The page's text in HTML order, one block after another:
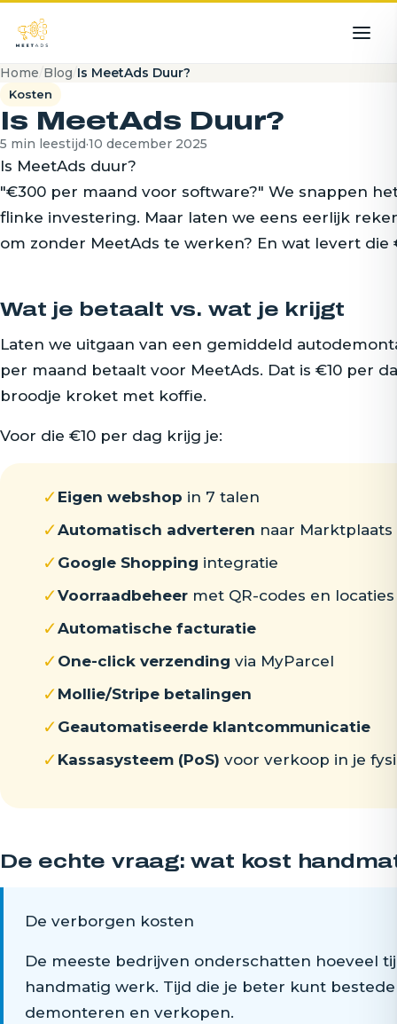
Home Blog Is MeetAds Duur?
Kosten
Is MeetAds Duur?
5 min leestijd·10 december 2025
Is MeetAds duur?
"€300 per maand voor software?" We snappen
flinke investering. Maar laten we eens eerlijk
om zonder MeetAds te werken? En wat levert die
Wat je betaalt vs. wat je krijgt
Laten we uitgaan van een gemiddeld
per maand betaalt voor MeetAds. Dat is €10 per
broodje kroket met koffie.
Voor die €10 per dag krijg je:
✓ Eigen webshop in 7 talen
✓Automatisch adverteren naar
✓ Google Shopping integratie
✓Voorraadbeheer met QR-codes en locaties
✓Automatische facturatie
✓ One-click verzending via MyParcel
✓ Mollie/Stripe betalingen
✓ Geautomatiseerde klantcommunicatie
✓ Kassasysteem (PoS) voor verkoop in je
De echte vraag: wat kost
De verborgen kosten
De meeste bedrijven onderschatten hoeveel
handmatig werk. Tijd die je beter kunt
demonteren en verkopen.